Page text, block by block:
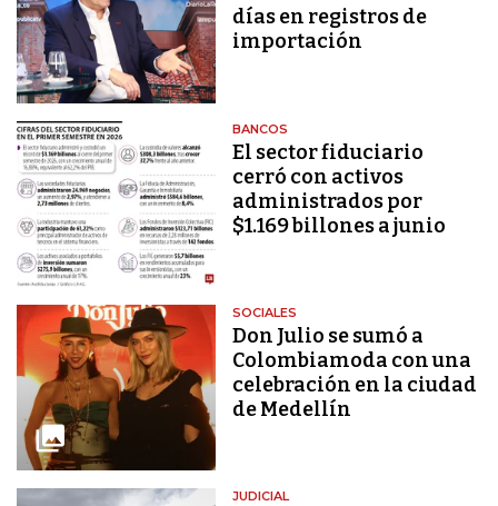
días en registros de
importación
BANCOS
El sector fiduciario
cerró con activos
administrados por
$1.169 billones a junio
SOCIALES
Don Julio se sumó a
Colombiamoda con una
celebración en la ciudad
de Medellín
JUDICIAL